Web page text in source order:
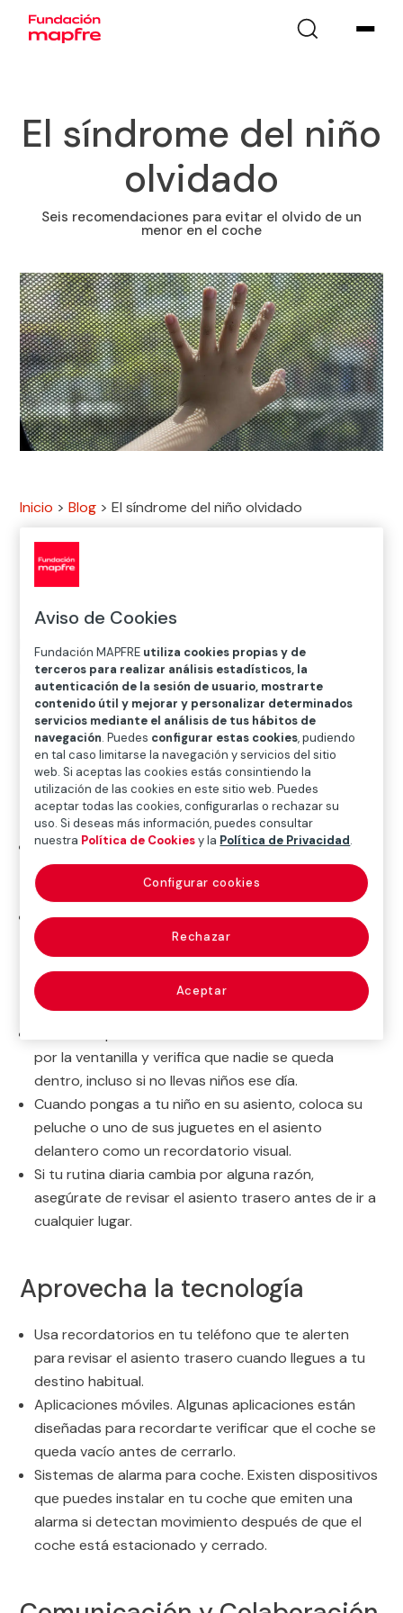
El síndrome del niño
olvidado
Seis recomendaciones para evitar el olvido de un
menor en el coche
Inicio >Blog >El síndrome del niño olvidado
 Seguridad Vial
El problema de los niños olvidados en el coche
principalmente en verano, es una tragedia con
consecuencias fatales que ocurre más a menudo de lo
que se piensa. Para evitar que esto suceda, ofrecemos
algunosconsejosy medidas que puedes tomar.
Rutinas y hábitos diarios
Antes de bajarte del coche mira el asiento trasero.
Conviértelo en una rutina, incluso si estás seguro de
que el coche está vacío.
Coloca un objeto esencial en el asiento trasero. Por
ejemplo, deja tu bolso, el teléfono, la tarjeta de
identificación del trabajo, o cualquier objeto que
obligatoriamente tengas que usar durante la
jornada.
por la ventanilla y verifica que nadie se queda
dentro, incluso si no llevas niños ese día.
Cuando pongas a tu niño en su asiento, coloca su
peluche o uno de sus juguetes en el asiento
delantero como un recordatorio visual.
Si tu rutina diaria cambia por alguna razón,
asegúrate de revisar el asiento trasero antes de ir a
cualquier lugar.
Aprovecha la tecnología
Usa recordatorios en tu teléfono que te alerten
para revisar el asiento trasero cuando llegues a tu
destino habitual.
Aplicaciones móviles. Algunas aplicaciones están
diseñadas para recordarte verificar que el coche se
queda vacío antes de cerrarlo.
Sistemas de alarma para coche. Existen dispositivos
que puedes instalar en tu coche que emiten una
alarma si detectan movimiento después de que el
coche está estacionado y cerrado.
Aviso de Cookies
Fundación MAPFRE utiliza cookies propias y de
terceros para realizar análisis estadísticos, la
autenticación de la sesión de usuario, mostrarte
contenido útil y mejorar y personalizar determinados
servicios mediante el análisis de tus hábitos de
navegación. Puedes configurar estas cookies, pudiendo
en tal caso limitarse la navegación y servicios del sitio
web. Si aceptas las cookies estás consintiendo la
utilización de las cookies en este sitio web. Puedes
aceptar todas las cookies, configurarlas o rechazar su
uso. Si deseas más información, puedes consultar
nuestra Política de Cookiesy la Política de Privacidad.
Rechazar
Aceptar
Configurar cookies